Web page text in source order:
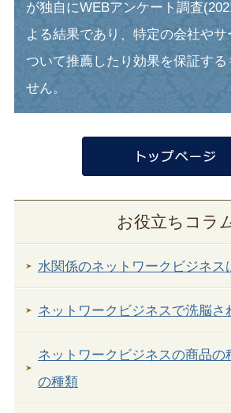
が独自にWEBアンケート調査
よる結果であり、特定の会社や
ついて推薦したり効果を保証する
せん。
お役立ちコラ
水関係のネットワークビジネス
ネットワークビジネスで洗脳さ
ネットワークビジネスの商品の
の種類